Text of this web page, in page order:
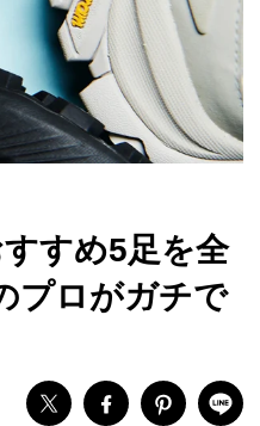
すめ5足を全
プロがガチで